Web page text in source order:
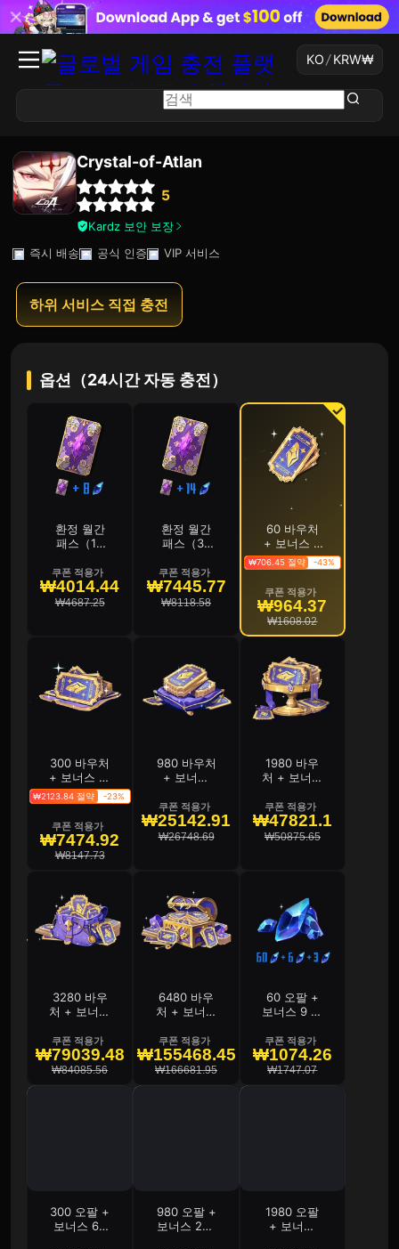
KO/ KRW₩
Crystal-of-Atlan
5
Kardz 보안 보장
즉시 배송
공식 인증 VIP 서비스
하위 서비스 직접 충전
옵션（24시간 자동 충전）
환정 월간
패스（15
쿠폰 적용가
₩4014.44
₩4687.25
환정 월간
패스（30
쿠폰 적용가
₩7445.77
₩8118.58
60 바우처
+ 보너스 3
바우처
₩706.45 절약 -43%
쿠폰 적용가
₩964.37
₩1608.02
300 바우처
+ 보너스 15
바우처
₩2123.84 절약 -23%
쿠폰 적용가
₩7474.92
₩8147.73
980 바우처
+ 보너스
쿠폰 적용가
₩25142.91
₩26748.69
1980 바우
처 + 보너스
쿠폰 적용가
₩47821.1
₩50875.65
3280 바우
처 + 보너스
쿠폰 적용가
₩79039.48
₩84085.56
6480 바우
처 + 보너스
쿠폰 적용가
₩155468.45
₩166681.95
60 오팔 +
보너스 9 오
쿠폰 적용가
₩1074.26
₩1747.07
300 오팔 +
보너스 60
980 오팔 +
보너스 229
1980 오팔
+ 보너스